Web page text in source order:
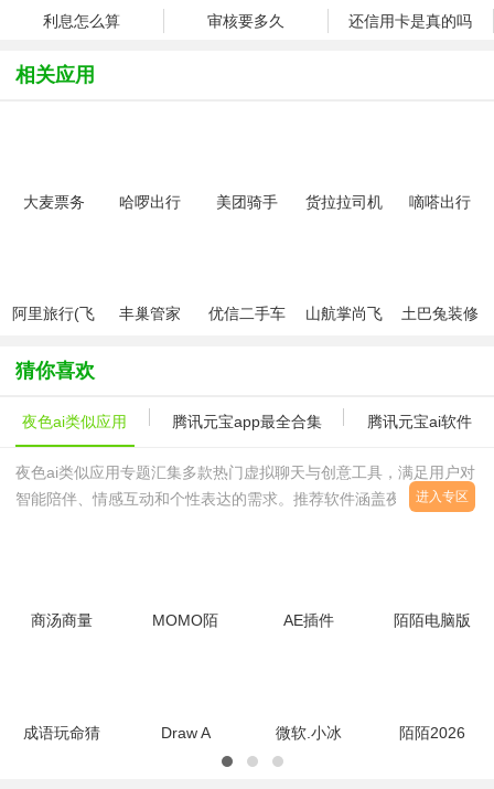
利息怎么算 审核要多久 还信用卡是真的吗
相关应用
大麦票务
哈啰出行
美团骑手
货拉拉司机
嘀嗒出行
阿里旅行(飞
丰巢管家
优信二手车
山航掌尚飞
土巴兔装修
猜你喜欢
夜色ai类似应用 腾讯元宝app最全合集 腾讯元宝ai软件
夜色ai类似应用专题汇集多款热门虚拟聊天与创意工具，满足用户对
智能陪伴、情感互动和个性表达的需求。推荐软件涵盖夜色ai虚拟恋
进入专区
商汤商量
MOMO陌
AE插件
陌陌电脑版
成语玩命猜
Draw A
微软.小冰
陌陌2026